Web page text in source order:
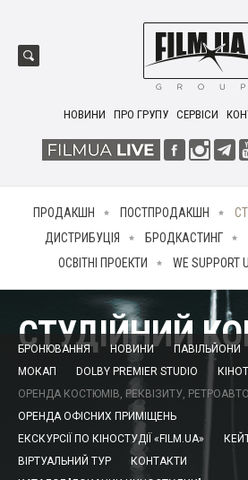
НОВИНИ ПРО ГРУПУ СЕРВІСИ
ПРОДАКШН ПОСТПРОДАКШН
ДИСТРИБУЦІЯ
БРОДКАСТИНГ
ОСВІТНІ ПРОЕКТИ
WE SUPPORT
СТУДІЙНИЙ
БРОНЮВАННЯ НОВИНИ ПАВІЛЬЙОНИ
МОКАП
DOLBY PREMIER STUDIO
ОРЕНДА КОСТЮМІВ, РЕКВІЗИТУ,
ОРЕНДА ОФІСНИХ ПРИМІЩЕНЬ
ЕКСКУРСІЇ ПО КІНОСТУДІЇ «FILM.UA»
ВІРТУАЛЬНИЙ ТУР
КОНТАКТИ